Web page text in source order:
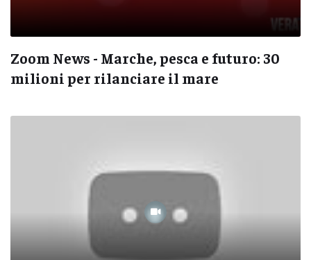
Zoom News - Marche, pesca e futuro: 30
milioni per rilanciare il mare